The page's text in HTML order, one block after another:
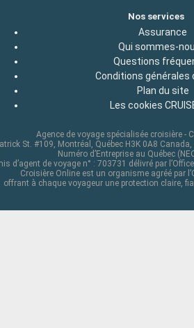
Nos services
Assurance
Qui sommes-
Questions
Conditions générales
Plan du site
Les cookies
Agence de voyage spécialisée croisière -
St. #109, Montréal, Québec H3K 0A8
Numéro d’Entreprise au Québec
d’agent de voyage n° : 703731 délivré par
Croisière Online est un organisme agréé par
offrant à chaque voyageur une protection claire,